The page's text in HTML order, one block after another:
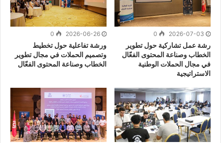
2026-07-03
0
رشة عمل تشاركية حول تطوير
الخطاب وصناعة المحتوى الفعّال
في مجال الحملات الوطنية
الاستراتيجية
2026-06-26
0
ورشة تفاعلية حول تخطيط
وتصميم الحملات في مجال تطوير
الخطاب وصناعة المحتوى الفعّال